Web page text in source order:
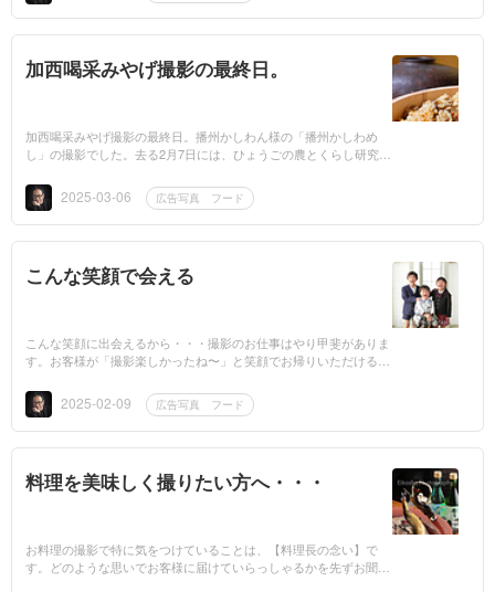
加西喝采みやげ撮影の最終日。
加西喝采みやげ撮影の最終日。播州かしわん様の「播州かしわめ
し」の撮影でした。去る2月7日には、ひょうごの農とくらし研究活
活躍されている...
2025-03-06 広告写真 フード
こんな笑顔で会える
こんな笑顔に出会えるから・・・撮影のお仕事はやり甲斐がありま
す。お客様が「撮影楽しかったね〜」と笑顔でお帰りいただけるよ
2025-02-09 広告写真 フード
料理を美味しく撮りたい方へ・・・
お料理の撮影で特に気をつけていることは、【料理長の念い】で
す。どのような思いでお客様に届けていらっしゃるかを先ずお聞き